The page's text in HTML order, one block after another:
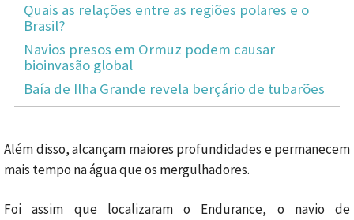
Quais as relações entre as regiões polares e o
Brasil?
Navios presos em Ormuz podem causar
bioinvasão global
Baía de Ilha Grande revela berçário de tubarões
Além disso, alcançam maiores profundidades e permanecem
mais tempo na água que os mergulhadores.
Foi assim que localizaram o Endurance, o navio de